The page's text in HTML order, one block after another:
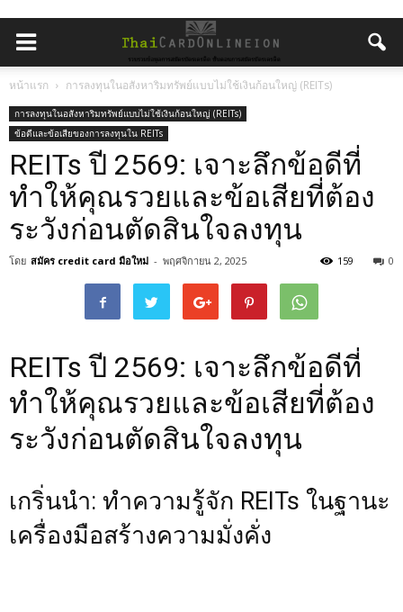
หน้าแรก การลงทุนในอสังหาริมทรัพย์แบบไม่ใช้เงินก้อนใหญ่ (REITs)
การลงทุนในอสังหาริมทรัพย์แบบไม่ใช้เงินก้อนใหญ่ (REITs)
ข้อดีและข้อเสียของการลงทุนใน REITs
REITs ปี 2569: เจาะลึกข้อดีที่
ทำให้คุณรวยและข้อเสียที่ต้อง
ระวังก่อนตัดสินใจลงทุน
โดย สมัคร credit card มือใหม่ - พฤศจิกายน 2, 2025 0
159
REITs ปี 2569: เจาะลึกข้อดีที่
ทำให้คุณรวยและข้อเสียที่ต้อง
ระวังก่อนตัดสินใจลงทุน
เกริ่นนำ: ทำความรู้จัก REITs ในฐานะ
เครื่องมือสร้างความมั่งคั่ง